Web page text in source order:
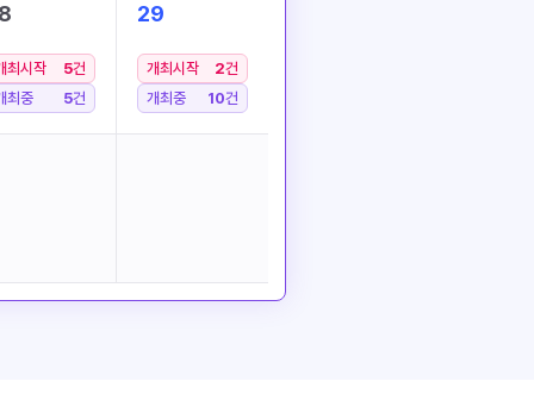
최시작 5건
최중
5건
29
개최시작 2건
개최중
10건